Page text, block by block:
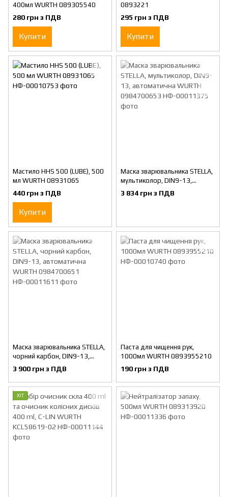
400мл WURTH 089305540
280 грн з ПДВ
Купити
0893221
295 грн з ПДВ
Купити
Мастило HHS 500 (LUBE), 500
мл WURTH 08931065
440 грн з ПДВ
Купити
Маска зварювальника STELLA,
мультиколор, DIN9-13,
автоматична WURTH
0984700653
3 834 грн з ПДВ
Маска зварювальника STELLA,
чорний карбон, DIN9-13,
автоматична WURTH
0984700651
3 900 грн з ПДВ
Паста для чищення рук,
1000мл WURTH 0893955210
190 грн з ПДВ
ХІТ